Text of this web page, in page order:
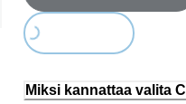
Loading...
Miksi kannattaa valita